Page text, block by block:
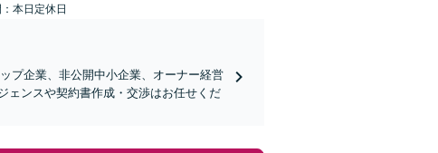
本日定休日
プ企業、非公開中小企業、オーナー経営
ェンスや契約書作成・交渉はお任せくだ